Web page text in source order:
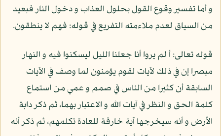
و أما تفسير وقوع القول بحلول العذاب و دخول النار فبعيد
من السياق لعدم ملاءمته التفريع في قوله: فهم لا ينطقون.
قوله تعالى: أ لم يروا أنا جعلنا الليل ليسكنوا فيه و النهار
مبصرا إن في ذلك لآيات لقوم يؤمنون لما وصف في الآيات
السابقة أن كثيرا من الناس في صمم و عمي من استماع
كلمة الحق و النظر في آيات الله و الاعتبار بهما، ثم ذكر دابة
الأرض و أنه سيخرجها آية خارقة للعادة تكلمهم، ثم ذكر أنه